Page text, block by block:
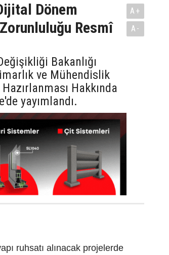
Dönem
Resmî
Bakanlığı
ve Mühendislik
Hakkında
yayımlandı.
A+
A-
ruhsatı alınacak projelerde